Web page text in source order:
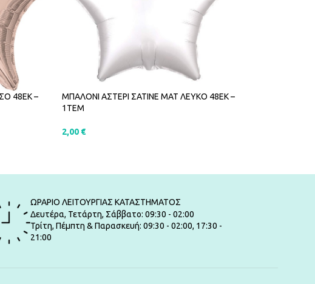
48ΕΚ –
ΜΠΑΛΟΝΙ ΑΣΤΕΡΙ ΣΑΤΙΝΕ ΜΑΤ ΛΕΥΚΟ 48ΕΚ –
1ΤΕΜ
2,00 €
ΩΡΑΡΙΟ ΛΕΙΤΟΥΡΓΙΑΣ ΚΑΤΑΣΤΗΜΑΤΟΣ
Δευτέρα, Τετάρτη, Σάββατο: 09:30 - 02:00
Τρίτη, Πέμπτη & Παρασκευή: 09:30 - 02:00, 17:30 -
21:00